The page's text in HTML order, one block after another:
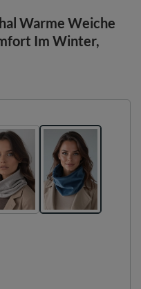
Warme Weiche
Im Winter,